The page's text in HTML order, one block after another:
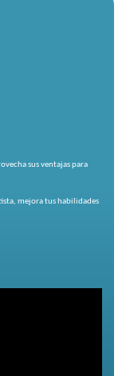
sus ventajas para
mejora tus habilidades